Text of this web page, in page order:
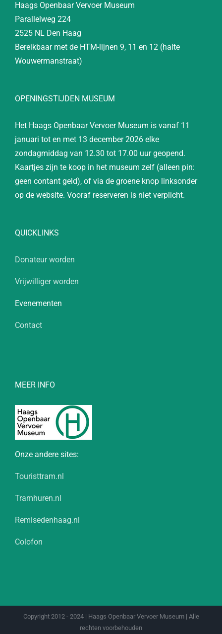
Haags Openbaar Vervoer Museum
Parallelweg 224
2525 NL Den Haag
Bereikbaar met de HTM-lijnen 9, 11 en 12 (halte
Wouwermanstraat)
OPENINGSTIJDEN MUSEUM
Het Haags Openbaar Vervoer Museum is vanaf 11
januari tot en met 13 december 2026 elke
zondagmiddag van 12.30 tot 17.00 uur geopend.
Kaartjes zijn te koop in het museum zelf (alleen pin:
geen contant geld), of via de groene knop linksonder
op de website. Vooraf reserveren is niet verplicht.
QUICKLINKS
Donateur worden
Vrijwilliger worden
Evenementen
Contact
MEER INFO
Onze andere sites:
Touristtram.nl
Tramhuren.nl
Remisedenhaag.nl
Colofon
Copyright 2012 - 2024 | Haags Openbaar Vervoer Museum | Alle
rechten voorbehouden